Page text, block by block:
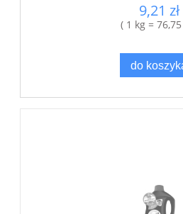
9,21 zł
( 1 kg = 76,75
do